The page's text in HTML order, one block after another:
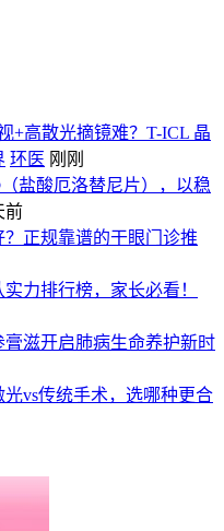
+高散光摘镜难？T-ICL 晶
环医 刚刚
盐酸厄洛替尼片），以稳
前
正规靠谱的干眼门诊推
力排行榜，家长必看！
滋开启肺病生命养护新时
vs传统手术，选哪种更合